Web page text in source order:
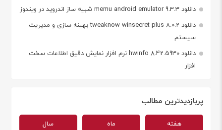
دانلود memu android emulator 9.3.3 شبیه ساز اندروید در ویندوز
دانلود tweaknow winsecret plus 8.0.2 بهینه سازی و مدیریت
سیستم
دانلود hwinfo 8.42.5930 نرم افزار نمایش دقیق اطلاعات سخت
افزار
پربازدیدترین مطالب
هفته ماه سال